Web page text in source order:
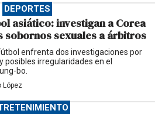
DEPORTES
asiático: investigan a Corea
sobornos sexuales a árbitros
enfrenta dos investigaciones por
posibles irregularidades en el
bo.
López